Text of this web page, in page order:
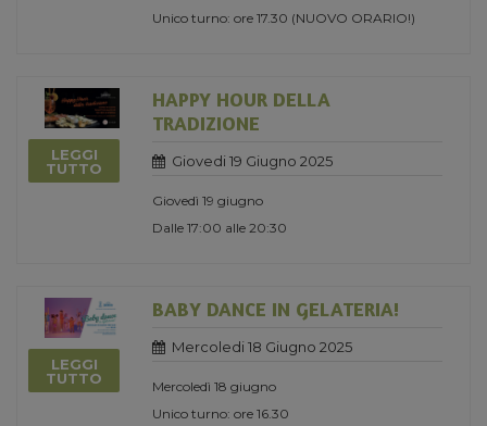
Unico turno: ore 17.30 (NUOVO ORARIO!)
LEGGI
TUTTO
HAPPY HOUR DELLA
TRADIZIONE
Giovedi 19 Giugno 2025
Giovedì 19 giugno
Dalle 17:00 alle 20:30
LEGGI
TUTTO
BABY DANCE IN GELATERIA!
Mercoledi 18 Giugno 2025
Mercoledì 18 giugno
Unico turno: ore 16.30